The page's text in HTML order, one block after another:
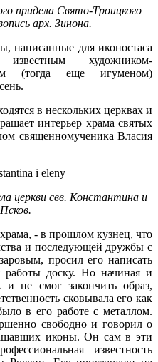
придела Свято-Троицкого
арх. Зинона.
написанные для иконостаса
известным художником-
(тогда еще игуменом)
в нескольких церквах и
интерьер храма святых
священномученика Власия
церкви свв. Константина и
- в прошлом кузнец, что
и последующей дружбы с
просил его написать
доску. Но начиная и
и не смог закончить образ,
сковывала его как
в его работе с металлом.
свободно и говорил о
иконы. Он сам в эти
известность